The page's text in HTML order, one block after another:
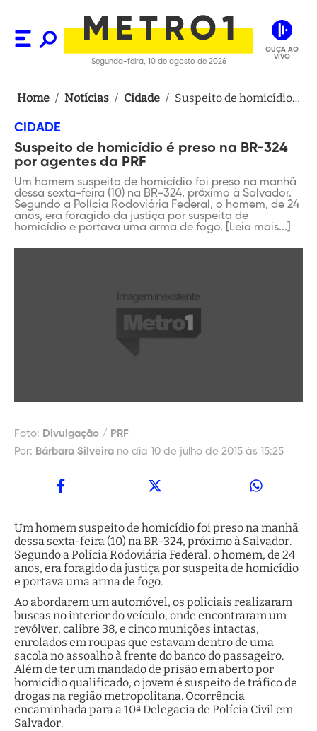
Segunda-feira, 10 de agosto de 2026
OUÇA AO
VIVO
Home / Notícias / Cidade / Suspeito de homicídio
CIDADE
Suspeito de homicídio é preso na BR-324
por agentes da PRF
Um homem suspeito de homicídio foi preso na manhã
dessa sexta-feira (10) na BR-324, próximo à Salvador.
Segundo a Polícia Rodoviária Federal, o homem, de 24
anos, era foragido da justiça por suspeita de
homicídio e portava uma arma de fogo. [Leia mais...]
Foto: Divulgação / PRF
Por: Bárbara Silveira no dia 10 de julho de 2015 às 15:25
Um homem suspeito de homicídio foi preso na manhã
dessa sexta-feira (10) na BR-324, próximo à Salvador.
Segundo a Polícia Rodoviária Federal, o homem, de 24
anos, era foragido da justiça por suspeita de homicídio
e portava uma arma de fogo.
Ao abordarem um automóvel, os policiais realizaram
buscas no interior do veículo, onde encontraram um
revólver, calibre 38, e cinco munições intactas,
enrolados em roupas que estavam dentro de uma
sacola no assoalho à frente do banco do passageiro.
Além de ter um mandado de prisão em aberto por
homicídio qualificado, o jovem é suspeito de tráfico de
drogas na região metropolitana. Ocorrência
encaminhada para a 10ª Delegacia de Polícia Civil em
Salvador.